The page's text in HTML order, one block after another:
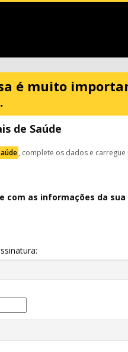
é muito
de Saúde
, complete os dados e
as informações da sua